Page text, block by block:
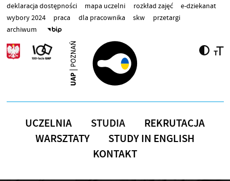
Przejdź do treści
deklaracja dostępności mapa uczelni rozkład zajęć
e-dziekanat
wybory 2024
praca dla pracownika skw
przetargi
archiwum
UCZELNIA STUDIA
REKRUTACJA
WARSZTATY
STUDY IN ENGLISH
KONTAKT